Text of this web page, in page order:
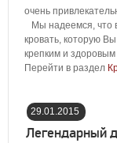
очень
Мы надеемся, что
кровать, которую
крепким и
Перейти в раздел
29.01.2015
17:12:00
Легендарный